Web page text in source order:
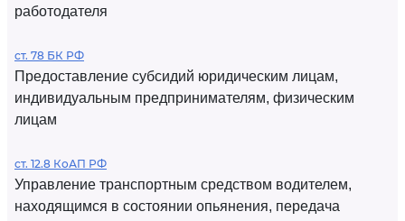
работодателя
ст. 78 БК РФ
Предоставление субсидий юридическим лицам,
индивидуальным предпринимателям, физическим
лицам
ст. 12.8 КоАП РФ
Управление транспортным средством водителем,
находящимся в состоянии опьянения, передача